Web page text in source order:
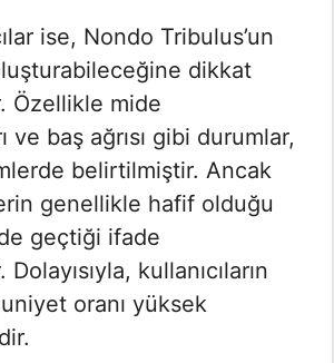
ise, Nondo Tribulus’un
dikkat
Özellikle mide
ve baş ağrısı gibi durumlar,
belirtilmiştir. Ancak
genellikle hafif olduğu
geçtiği ifade
kullanıcıların
oranı yüksek